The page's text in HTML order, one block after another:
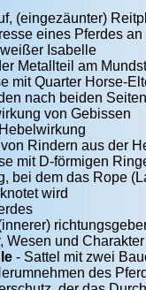
(eingezäunter)
eines Pferdes
Isabelle
Metallteil am
mit Quarter Horse-
nach beiden Seiten
von Gebissen
Rindern aus der
mit D-förmigen
bei dem das Rope
wird
Wesen und
- Sattel mit zwei
des